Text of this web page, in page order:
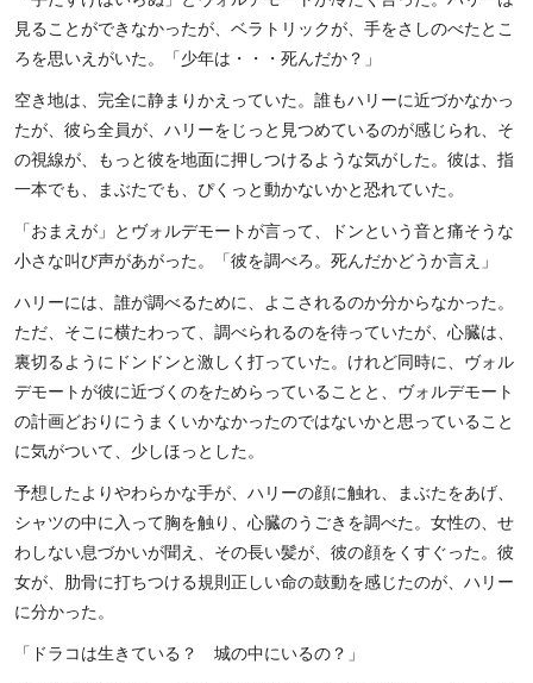
見ることができなかったが、ベラトリックが、手をさしのべたとこ
ろを思いえがいた。「少年は・・・死んだか？」
空き地は、完全に静まりかえっていた。誰もハリーに近づかなかっ
たが、彼ら全員が、ハリーをじっと見つめているのが感じられ、そ
の視線が、もっと彼を地面に押しつけるような気がした。彼は、指
一本でも、まぶたでも、ぴくっと動かないかと恐れていた。
「おまえが」とヴォルデモートが言って、ドンという音と痛そうな
小さな叫び声があがった。「彼を調べろ。死んだかどうか言え」
ハリーには、誰が調べるために、よこされるのか分からなかった。
ただ、そこに横たわって、調べられるのを待っていたが、心臓は、
裏切るようにドンドンと激しく打っていた。けれど同時に、ヴォル
デモートが彼に近づくのをためらっていることと、ヴォルデモート
の計画どおりにうまくいかなかったのではないかと思っていること
に気がついて、少しほっとした。
予想したよりやわらかな手が、ハリーの顔に触れ、まぶたをあげ、
シャツの中に入って胸を触り、心臓のうごきを調べた。女性の、せ
わしない息づかいが聞え、その長い髪が、彼の顔をくすぐった。彼
女が、肋骨に打ちつける規則正しい命の鼓動を感じたのが、ハリー
に分かった。
「ドラコは生きている？ 城の中にいるの？」